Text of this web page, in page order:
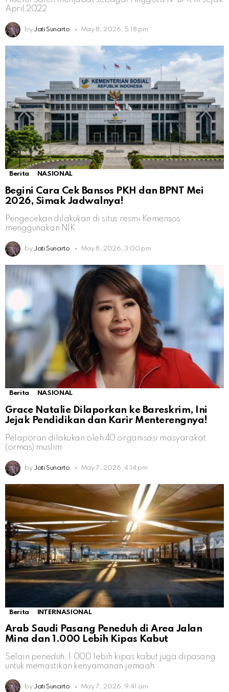
April 2022
by Jati Sunarto May 8, 2026, 5:18 pm
Berita NASIONAL
Begini Cara Cek Bansos PKH dan BPNT Mei
2026, Simak Jadwalnya!
Pengecekan dilakukan di situs resmi Kemensos
menggunakan NIK
by Jati Sunarto May 8, 2026, 3:00 pm
Berita NASIONAL
Grace Natalie Dilaporkan ke Bareskrim, Ini
Jejak Pendidikan dan Karir Menterengnya!
Pelaporan dilakukan oleh 40 organisasi masyarakat
(ormas) muslim
by Jati Sunarto May 7, 2026, 4:14 pm
Berita INTERNASIONAL
Arab Saudi Pasang Peneduh di Area Jalan
Mina dan 1.000 Lebih Kipas Kabut
Selain peneduh, 1.000 lebih kipas kabut juga dipasang
untuk memastikan kenyamanan jemaah
by Jati Sunarto May 7, 2026, 9:41 am